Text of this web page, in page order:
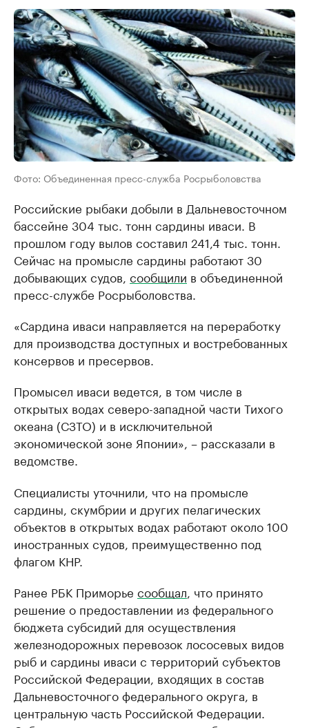
Фото: Объединенная пресс-служба Росрыболовства
Российские рыбаки добыли в Дальневосточном
бассейне 304 тыс. тонн сардины иваси. В
прошлом году вылов составил 241,4 тыс. тонн.
Сейчас на промысле сардины работают 30
добывающих судов, сообщили в объединенной
пресс-службе Росрыболовства.
«Сардина иваси направляется на переработку
для производства доступных и востребованных
консервов и пресервов.
Промысел иваси ведется, в том числе в
открытых водах северо-западной части Тихого
океана (СЗТО) и в исключительной
экономической зоне Японии», – рассказали в
ведомстве.
Специалисты уточнили, что на промысле
сардины, скумбрии и других пелагических
объектов в открытых водах работают около 100
иностранных судов, преимущественно под
флагом КНР.
Ранее РБК Приморье сообщал , что принято
решение о предоставлении из федерального
бюджета субсидий для осуществления
железнодорожных перевозок лососевых видов
рыб и сардины иваси с территорий субъектов
Российской Федерации, входящих в состав
Дальневосточного федерального округа, в
центральную часть Российской Федерации.